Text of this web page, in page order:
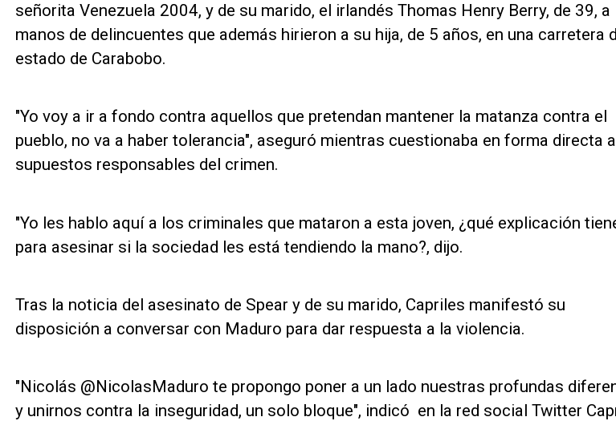
señorita Venezuela 2004, y de su marido, el irlandés Thomas Henry Berry, de 39, a
manos de delincuentes que además hirieron a su hija, de 5 años, en una carretera
estado de Carabobo.
"Yo voy a ir a fondo contra aquellos que pretendan mantener la matanza contra el
pueblo, no va a haber tolerancia", aseguró mientras cuestionaba en forma directa
supuestos responsables del crimen.
"Yo les hablo aquí a los criminales que mataron a esta joven, ¿qué explicación
para asesinar si la sociedad les está tendiendo la mano?, dijo.
Tras la noticia del asesinato de Spear y de su marido, Capriles manifestó su
disposición a conversar con Maduro para dar respuesta a la violencia.
"Nicolás @NicolasMaduro te propongo poner a un lado nuestras profundas
y unirnos contra la inseguridad, un solo bloque", indicó en la red social Twitter